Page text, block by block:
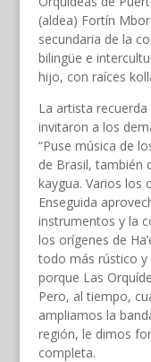
(aldea) Fortín
secundaria de la
bilingüe e
hijo, con raíces
La artista
invitaron a los
“Puse música de
de Brasil, también
kaygua. Varios los
Enseguida
instrumentos y la
los orígenes de
todo más rústico y
porque Las
Pero, al tiempo,
ampliamos la
región, le dimos
completa.